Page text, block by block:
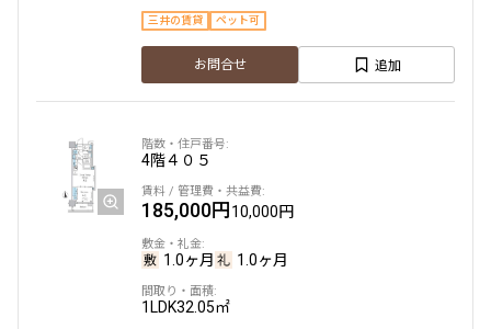
三井の賃貸 ペット可
お問合せ 追加
4階４０５
185,000円10,000円
1.0ヶ月 1.0ヶ月
1LDK32.05㎡